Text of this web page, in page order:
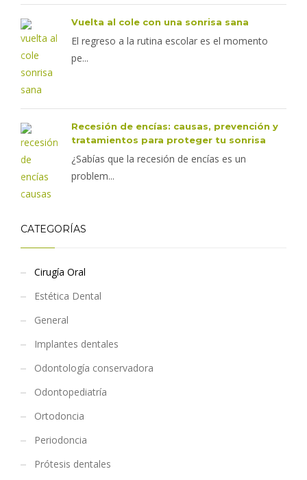
Vuelta al cole con una sonrisa sana
El regreso a la rutina escolar es el momento
pe...
Recesión de encías: causas, prevención y
tratamientos para proteger tu sonrisa
¿Sabías que la recesión de encías es un
problem...
CATEGORÍAS
Cirugía Oral
Estética Dental
General
Implantes dentales
Odontología conservadora
Odontopediatría
Ortodoncia
Periodoncia
Prótesis dentales